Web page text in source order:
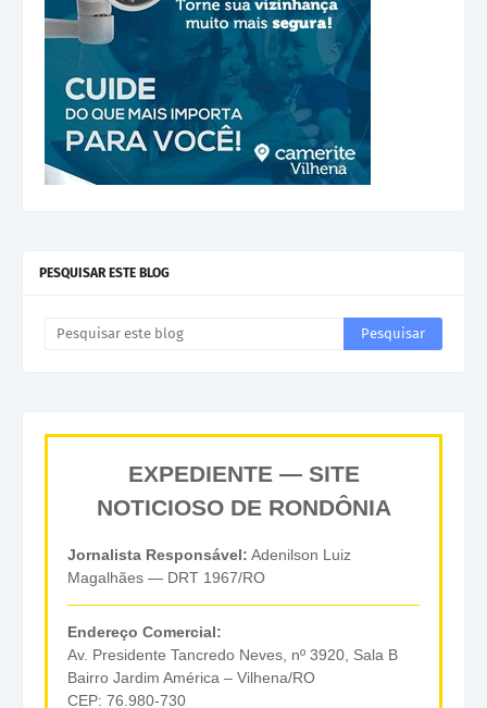
PESQUISAR ESTE BLOG
EXPEDIENTE — SITE
NOTICIOSO DE RONDÔNIA
Jornalista Responsável: Adenilson Luiz
Magalhães — DRT 1967/RO
Endereço Comercial:
Av. Presidente Tancredo Neves, nº 3920, Sala B
Bairro Jardim América – Vilhena/RO
CEP: 76.980-730